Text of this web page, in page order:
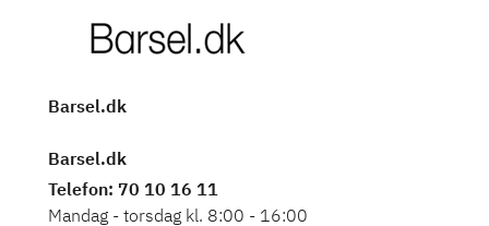
Barsel.dk
Barsel.dk
Telefon: 70 10 16 11
Mandag - torsdag kl. 8:00 - 16:00